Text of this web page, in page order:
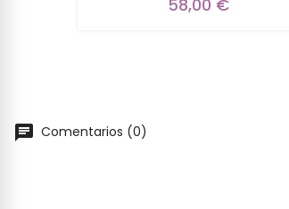
58,00 €
Comentarios (0)